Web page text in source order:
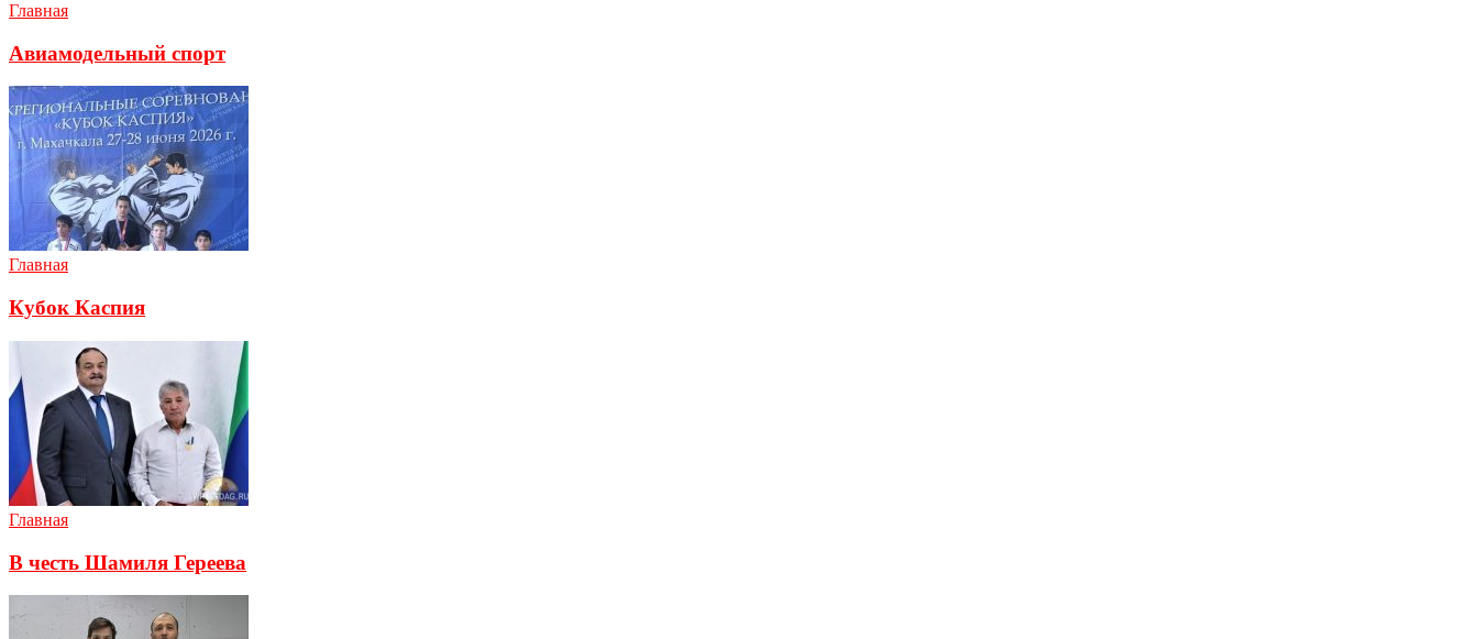
Главная
Авиамодельный спорт
Главная
Кубок Каспия
Главная
В честь Шамиля Гереева